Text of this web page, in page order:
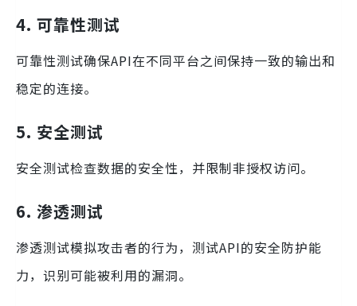
4. 可靠性测试
可靠性测试确保API在不同平台之间保持一致的输出和
稳定的连接。
5. 安全测试
安全测试检查数据的安全性，并限制非授权访问。
6. 渗透测试
渗透测试模拟攻击者的行为，测试API的安全防护能
力，识别可能被利用的漏洞。